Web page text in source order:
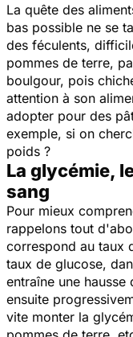
La quête des
bas possible ne se
des féculents,
pommes de terre,
boulgour, pois
attention à son
adopter pour des
exemple, si on
poids ?
La glycémie,
sang
Pour mieux
rappelons tout
correspond au taux
taux de glucose,
entraîne une
ensuite
vite monter la